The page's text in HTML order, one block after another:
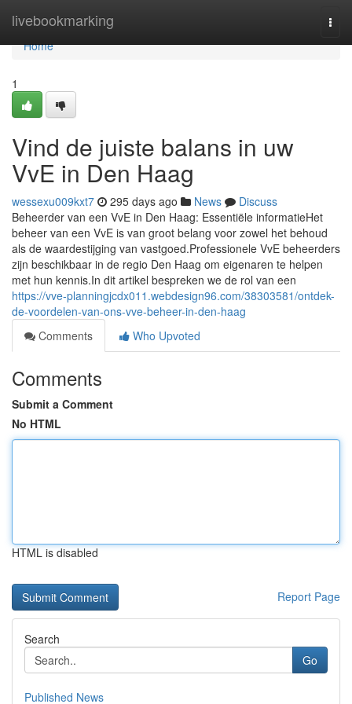
livebookmarking
Home
Home
1
Vind de juiste balans in uw
VvE in Den Haag
wessexu009kxt7 295 days ago News
Discuss
Beheerder van een VvE in Den Haag: Essentiële informatieHet
beheer van een VvE is van groot belang voor zowel het behoud
als de waardestijging van vastgoed.Professionele VvE beheerders
zijn beschikbaar in de regio Den Haag om eigenaren te helpen
met hun kennis.In dit artikel bespreken we de rol van een
https://vve-planningjcdx011.webdesign96.com/38303581/ontdek-
de-voordelen-van-ons-vve-beheer-in-den-haag
Comments
Who Upvoted
Comments
Submit a Comment
No HTML
HTML is disabled
Report Page
Search
Go
Published News